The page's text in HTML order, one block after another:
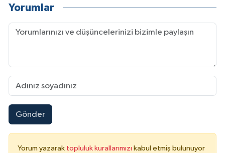
Yorumlar
Gönder
Yorum yazarak topluluk kurallarımızı kabul etmiş bulunuyor